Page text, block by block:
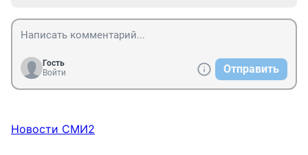
Гость
Войти
Отправить
Новости СМИ2